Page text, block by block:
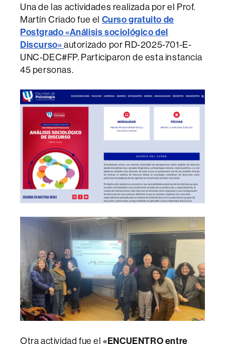
Una de las actividades realizada por el Prof.
Martín Criado fue el Curso gratuito de
Postgrado «Análisis sociológico del
Discurso» autorizado por RD-2025-701-E-
UNC-DEC#FP. Participaron de esta instancia
45 personas.
Otra actividad fue el «ENCUENTRO entre